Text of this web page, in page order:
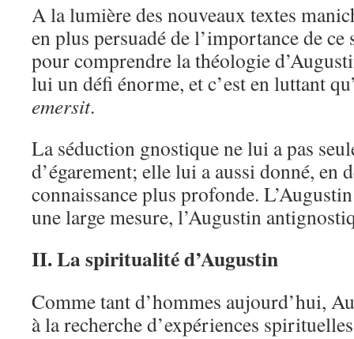
A la lumière des nouveaux textes
en plus persuadé de l’importance de ce
pour comprendre la théologie
lui un défi énorme, et c’est en luttant
emersit.
La séduction gnostique ne lui a pas
d’égarement; elle lui a aussi donné, en
connaissance plus profonde.
une large mesure, l’Augustin
II. La spiritualité d’Augustin
Comme tant d’hommes aujourd’hui,
à la recherche d’expériences